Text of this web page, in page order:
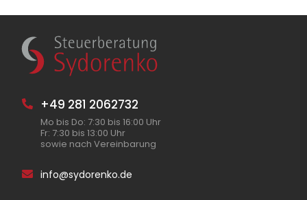
+49 281 2062732
Mo bis Do: 7:30 bis 16:00 Uhr
Fr: 7:30 bis 13:00 Uhr
sowie nach Vereinbarung
info@sydorenko.de